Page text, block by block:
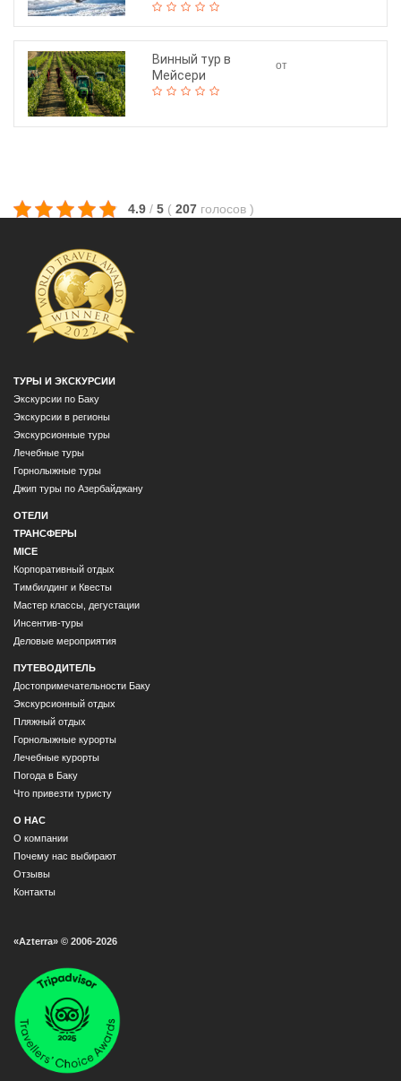
Винный тур в
Мейсери
от
4.9 / 5 ( 207 голосов )
ТУРЫ И ЭКСКУРСИИ
Экскурсии по Баку
Экскурсии в регионы
Экскурсионные туры
Лечебные туры
Горнолыжные туры
Джип туры по Азербайджану
ОТЕЛИ
ТРАНСФЕРЫ
MICE
Корпоративный отдых
Тимбилдинг и Квесты
Мастер классы, дегустации
Инсентив-туры
Деловые мероприятия
ПУТЕВОДИТЕЛЬ
Достопримечательности Баку
Экскурсионный отдых
Пляжный отдых
Горнолыжные курорты
Лечебные курорты
Погода в Баку
Что привезти туристу
О НАС
О компании
Почему нас выбирают
Отзывы
Контакты
«Azterra» © 2006-2026